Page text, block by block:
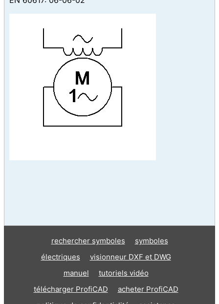
rechercher symboles
symboles
électriques
visionneur DXF et DWG
manuel
tutoriels vidéo
télécharger ProfiCAD
acheter ProfiCAD